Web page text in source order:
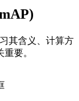
其含义、计算方
要。